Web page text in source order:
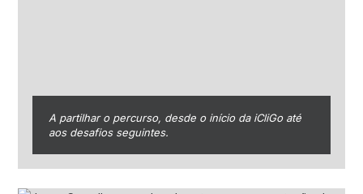
A partilhar o percurso, desde o início da iCliGo até
aos desafios seguintes.